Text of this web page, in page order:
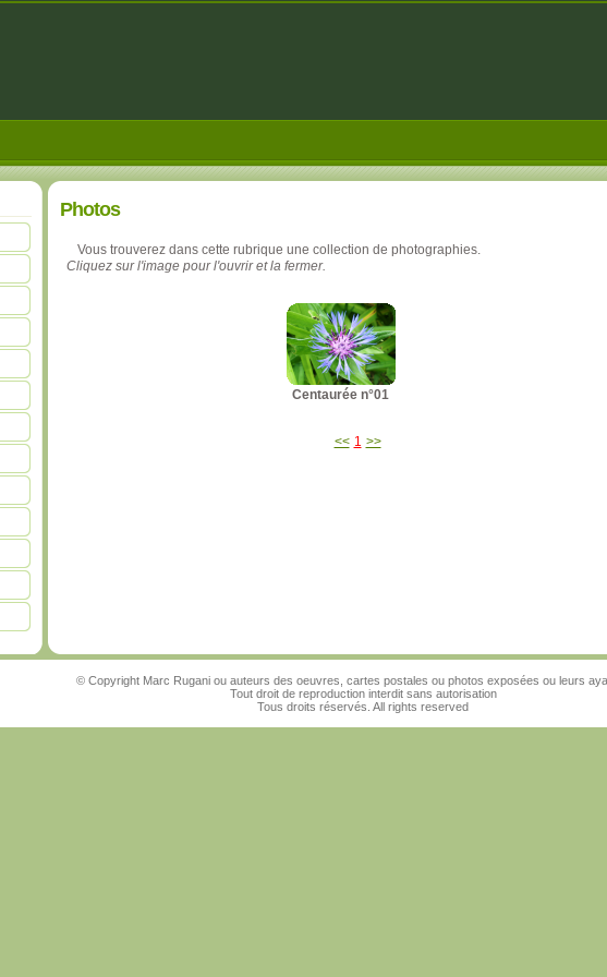
Photos
Vous trouverez dans cette rubrique une collection de photographies.
Cliquez sur l'image pour l'ouvrir et la fermer.
Centaurée n°01
<< 1 >>
© Copyright Marc Rugani ou auteurs des oeuvres, cartes postales ou photos exposées ou leurs
Tout droit de reproduction interdit sans autorisation
Tous droits réservés. All rights reserved